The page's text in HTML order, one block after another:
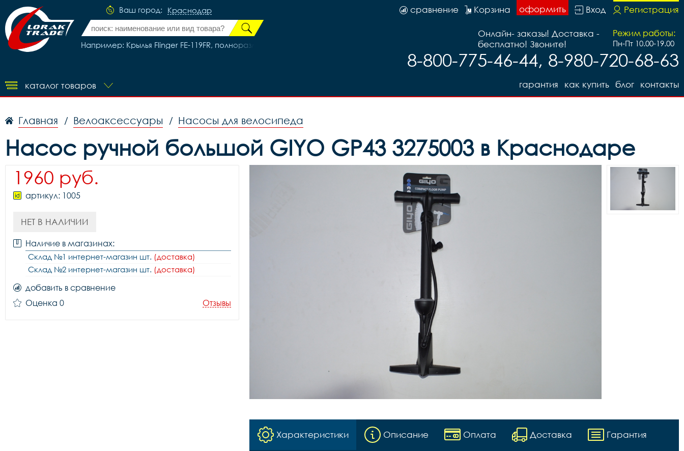
Ваш город: Краснодар
Например: Крылья Flinger FE-119FR, полноразмерные для велосипедов FAT BIKE 26", комплект, код 95402
Регистрация
Вход
оформить
Корзина
сравнение
Режим работы:
Пн-Пт 10.00-19.00
Онлайн- заказы! Доставка -
бесплатно! Звоните!
8-800-775-46-44, 8-980-720-68-63
каталог товаров контакты
блог
как купить
гарантия
Главная / Велоаксессуары / Насосы для велосипеда
Насос ручной большой GIYO GP43 3275003 в Краснодаре
1960 руб.
артикул: 1005
НЕТ В НАЛИЧИИ
Наличие в магазинах:
Склад №1 интернет-магазин шт. (доставка)
Склад №2 интернет-магазин шт. (доставка)
добавить в сравнение
Оценка 0
Отзывы
Характеристики Описание Оплата Доставка Гарантия